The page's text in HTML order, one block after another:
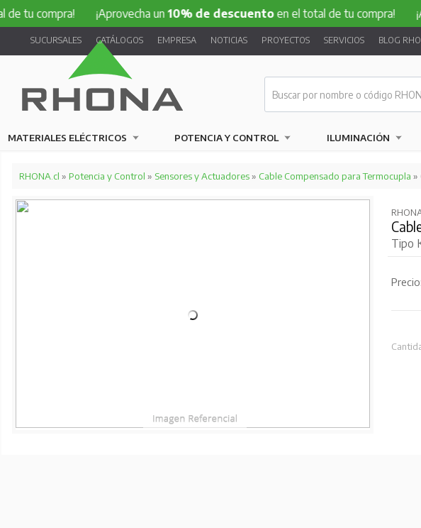
¡Aprovecha un10% de descuentoen el total de tu compra!
SUCURSALES CATÁLOGOS EMPRESA NOTICIAS PROYECTOS SERVICIOS BLOG
MATERIALES ELÉCTRICOS POTENCIA Y CONTROL ILUMINACIÓN
RHONA.cl » Potencia y Control » Sensores y Actuadores» Cable Compensado para Termocupla »
Tipo
Precio: